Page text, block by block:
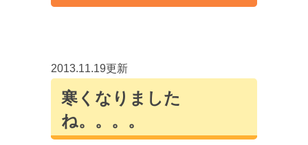
2013.11.19更新
寒くなりました
ね。。。。